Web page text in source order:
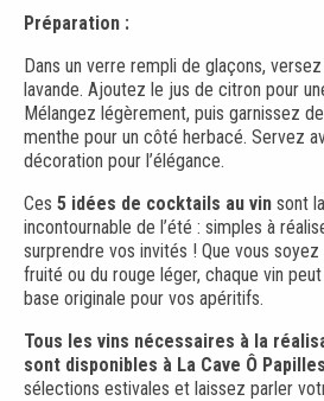
Préparation :
Dans un verre rempli de glaçons,
lavande. Ajoutez le jus de citron pour
Mélangez légèrement, puis garnissez
menthe pour un côté herbacé. Servez
décoration pour l’élégance.
Ces 5 idées de cocktails au vin sont
incontournable de l’été : simples à
surprendre vos invités ! Que vous
fruité ou du rouge léger, chaque vin
base originale pour vos apéritifs.
Tous les vins nécessaires à la
sont disponibles à La Cave Ô
sélections estivales et laissez parler